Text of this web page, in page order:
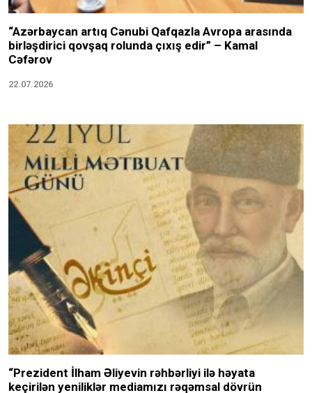
“Azərbaycan artıq Cənubi Qafqazla Avropa arasında
birləşdirici qovşaq rolunda çıxış edir” – Kamal
Cəfərov
22.07.2026
“Prezident İlham Əliyevin rəhbərliyi ilə həyata
keçirilən yeniliklər mediamızı rəqəmsal dövrün